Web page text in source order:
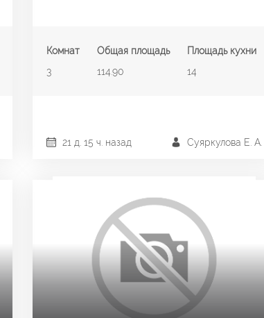
Комнат
3
Общая площадь
114.90
Площадь кухни
14
Суяркулова Е. А.
21 д. 15 ч. назад